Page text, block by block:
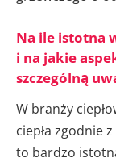
Na ile istotna
i na jakie
szczególną
W branży
ciepła zgodnie
to bardzo